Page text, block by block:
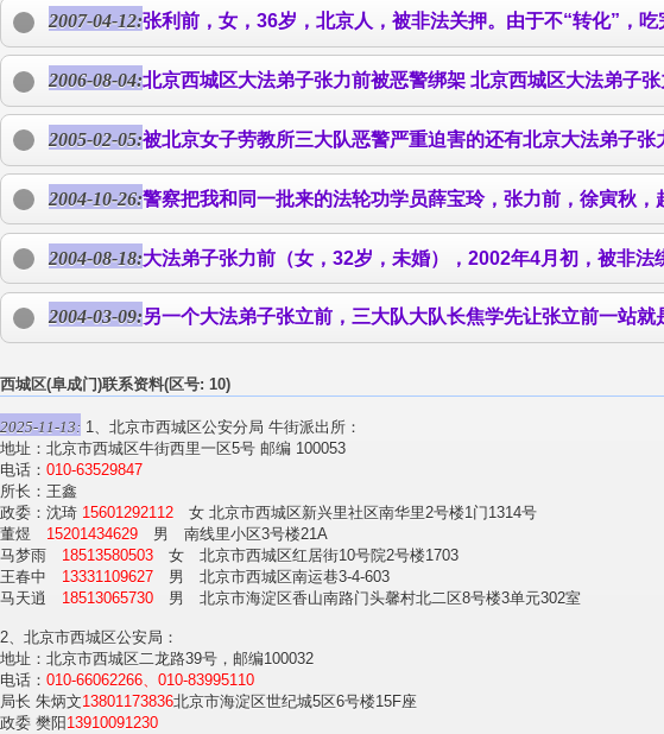
2007-04-12:张利前，女，36岁，北京人，被非法关押。由于不“转化”，吃完饭就
2006-08-04:北京西城区大法弟子张力前被恶警绑架 北京西城区大法弟子张
2005-02-05:被北京女子劳教所三大队恶警严重迫害的还有北京大法弟子张
2004-10-26:警察把我和同一批来的法轮功学员薛宝玲， 张力前 ，徐寅秋，赵国敏，张翠华等人带
2004-08-18:大法弟子张力前 （女，32岁，未婚），2002年4月初，被非法绑架至北京
2004-03-09:另一个大法弟子张立前 ，三大队大队长焦学先让张立前一站就是两个
西城区(阜成门)联系资料(区号: 10)
2025-11-13: 1、北京市西城区公安分局 牛街派出所：
地址：北京市西城区牛街西里一区5号 邮编 100053
电话： 010-63529847
所长：王鑫
政委：沈琦 15601292112 女 北京市西城区新兴里社区南华里2号楼1门1314号
董煜 15201434629 男 南线里小区3号楼21A
马梦雨 18513580503 女 北京市西城区红居街10号院2号楼1703
王春中 13331109627 男 北京市西城区南运巷3-4-603
马天逍 18513065730 男 北京市海淀区香山南路门头馨村北二区8号楼3单元302室
2、北京市西城区公安局：
地址：北京市西城区二龙路39号，邮编100032
电话： 010-66062266、010-83995110
局长 朱炳文13801173836北京市海淀区世纪城5区6号楼15F座
政委 樊阳 13910091230